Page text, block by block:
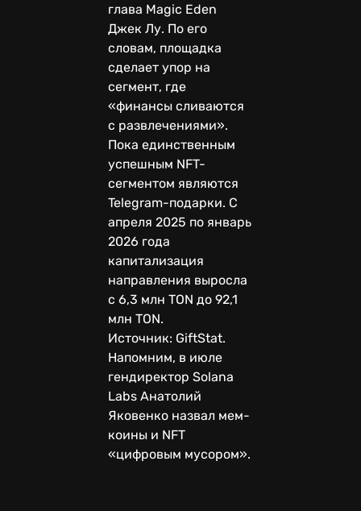
глава Magic Eden
Джек Лу. По его
словам, площадка
сделает упор на
сегмент, где
«финансы сливаются
с развлечениями».
Пока единственным
успешным NFT-
сегментом являются
Telegram-подарки. C
апреля 2025 по январь
2026 года
капитализация
направления выросла
с 6,3 млн TON до 92,1
млн TON.
Источник: GiftStat.
Напомним, в июле
гендиректор Solana
Labs Анатолий
Яковенко назвал мем-
коины и NFT
«цифровым мусором».